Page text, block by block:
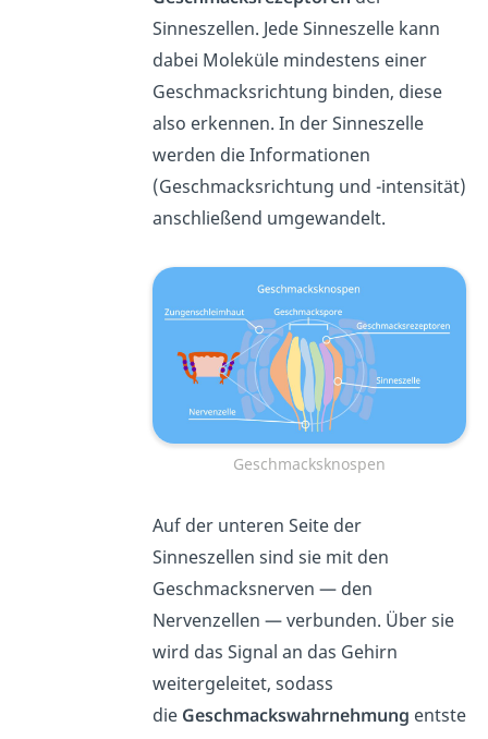
Sinneszellen. Jede Sinneszelle kann
dabei Moleküle mindestens einer
Geschmacksrichtung binden, diese
also erkennen. In der Sinneszelle
werden die Informationen
(Geschmacksrichtung und -intensität)
anschließend umgewandelt.
Geschmacksknospen
Auf der unteren Seite der
Sinneszellen sind sie mit den
Geschmacksnerven — den
Nervenzellen — verbunden. Über sie
wird das Signal an das Gehirn
weitergeleitet, sodass
die Geschmackswahrnehmung entste